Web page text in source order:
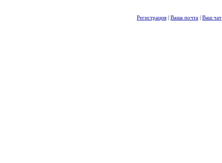
Регистрация | Ваша почта | Ваш чат